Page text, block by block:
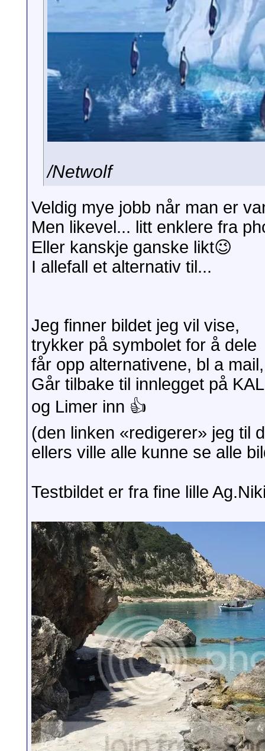
/Netwolf
Veldig mye jobb når man er
Men likevel... litt enklere fra
Eller kanskje ganske likt😉
I allefall et alternativ til...
Jeg finner bildet jeg vil vise,
trykker på symbolet for å dele
får opp alternativene, bl a
Går tilbake til innlegget på
og Limer inn 👍
(den linken «redigerer» jeg til
ellers ville alle kunne se alle
Testbildet er fra fine lille